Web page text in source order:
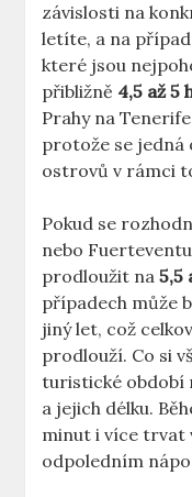
závislosti na
letíte, a na
které jsou
přibližně 4,5 až 5
Prahy na
protože se jedná
ostrovů v rámci
Pokud se
nebo
prodloužit na5,5
případech může
jiný let, což
prodlouží. Co si
turistické období
a jejich délku.
minut i více trvat
odpoledním